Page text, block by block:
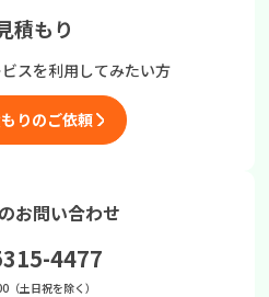
積もり
スを利用してみたい方
りのご依頼
お問い合わせ
4477
土日祝を除く）